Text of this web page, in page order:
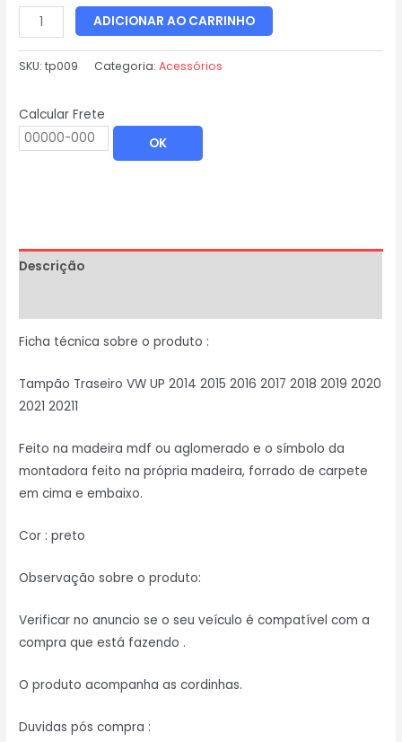
ADICIONAR AO CARRINHO
SKU:tp009 Categoria:Acessórios
Calcular Frete
OK
Descrição
Ficha técnica sobre o produto :
Tampão Traseiro VW UP 2014 2015 2016 2017 2018 2019 2020
2021 20211
Feito na madeira mdf ou aglomerado e o símbolo da
montadora feito na própria madeira, forrado de carpete
em cima e embaixo.
Cor : preto
Observação sobre o produto:
Verificar no anuncio se o seu veículo é compatível com a
compra que está fazendo .
O produto acompanha as cordinhas.
Duvidas pós compra :